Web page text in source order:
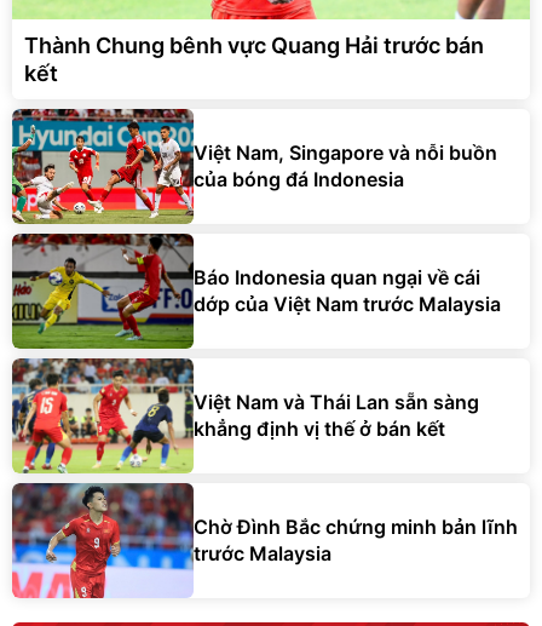
Thành Chung bênh vực Quang Hải trước bán
kết
Việt Nam, Singapore và nỗi buồn
của bóng đá Indonesia
Báo Indonesia quan ngại về cái
dớp của Việt Nam trước Malaysia
Việt Nam và Thái Lan sẵn sàng
khẳng định vị thế ở bán kết
Chờ Đình Bắc chứng minh bản lĩnh
trước Malaysia